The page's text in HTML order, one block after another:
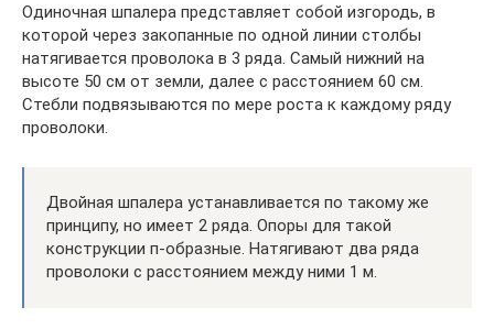
Одиночная шпалера представляет собой изгородь, в
которой через закопанные по одной линии столбы
натягивается проволока в 3 ряда. Самый нижний на
высоте 50 см от земли, далее с расстоянием 60 см.
Стебли подвязываются по мере роста к каждому ряду
проволоки.
Двойная шпалера устанавливается по такому же
принципу, но имеет 2 ряда. Опоры для такой
конструкции п-образные. Натягивают два ряда
проволоки с расстоянием между ними 1 м.